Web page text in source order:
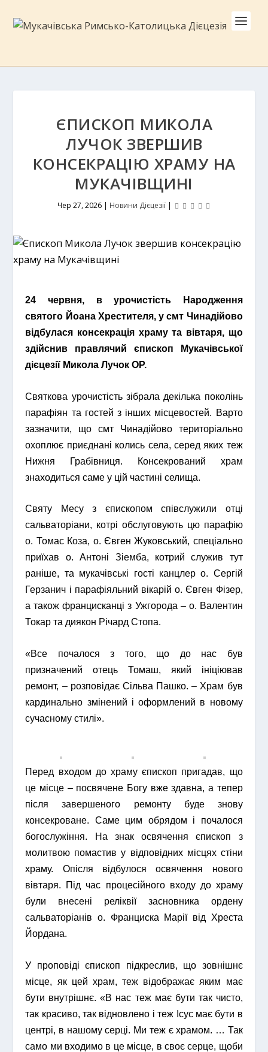
ЄПИСКОП МИКОЛА
ЛУЧОК ЗВЕРШИВ
КОНСЕКРАЦІЮ ХРАМУ НА
МУКАЧІВЩИНІ
Чер 27, 2026 | Новини Дієцезії |
24 червня, в урочистість Народження
святого Йоана Хрестителя, у смт Чинадійово
відбулася консекрація храму та вівтаря, що
здійснив правлячий єпископ Мукачівської
дієцезії Микола Лучок ОР.
Святкова урочистість зібрала декілька поколінь
парафіян та гостей з інших місцевостей. Варто
зазначити, що смт Чинадійово територіально
охоплює приєднані колись села, серед яких теж
Нижня Грабівниця. Консекрований храм
знаходиться саме у цій частині селища.
Святу Месу з єпископом співслужили отці
сальваторіани, котрі обслуговують цю парафію
о. Томас Коза, о. Євген Жуковський, спеціально
приїхав о. Антоні Зіемба, котрий служив тут
раніше, та мукачівські гості канцлер о. Сергій
Герзанич і парафіяльний вікарій о. Євген Фізер,
а також францисканці з Ужгорода – о. Валентин
Токар та диякон Річард Стопа.
«Все почалося з того, що до нас був
призначений отець Томаш, який ініціював
ремонт, – розповідає Сільва Пашко. – Храм був
кардинально змінений і оформлений в новому
сучасному стилі».
Перед входом до храму єпископ пригадав, що
це місце – посвячене Богу вже здавна, а тепер
після завершеного ремонту буде знову
консекроване. Саме цим обрядом і почалося
богослужіння. На знак освячення єпископ з
молитвою помастив у відповідних місцях стіни
храму. Опісля відбулося освячення нового
вівтаря. Під час процесійного входу до храму
були внесені реліквії засновника ордену
сальваторіанів о. Франциска Марії від Хреста
Йордана.
У проповіді єпископ підкреслив, що зовнішнє
місце, як цей храм, теж відображає яким має
бути внутрішнє. «В нас теж має бути так чисто,
так красиво, так відновлено і теж Ісус має бути в
центрі, в нашому серці. Ми теж є храмом. … Так
само ми входимо в це місце, в своє серце, щоби